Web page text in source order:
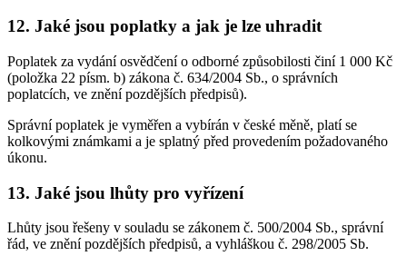
12. Jaké jsou poplatky a jak je lze uhradit
Poplatek za vydání osvědčení o odborné způsobilosti činí 1 000 Kč
(položka 22 písm. b) zákona č. 634/2004 Sb., o správních
poplatcích, ve znění pozdějších předpisů).
Správní poplatek je vyměřen a vybírán v české měně, platí se
kolkovými známkami a je splatný před provedením požadovaného
úkonu.
13. Jaké jsou lhůty pro vyřízení
Lhůty jsou řešeny v souladu se zákonem č. 500/2004 Sb., správní
řád, ve znění pozdějších předpisů, a vyhláškou č. 298/2005 Sb.